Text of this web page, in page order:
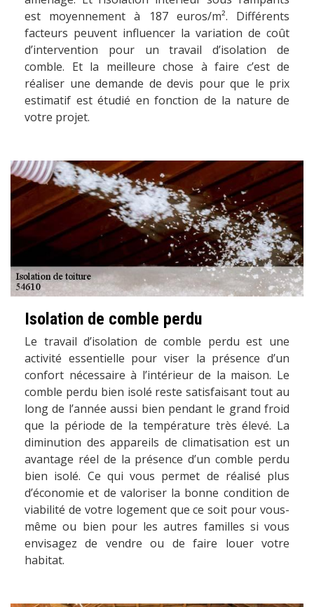
est moyennement à 187 euros/m². Différents
facteurs peuvent influencer la variation de coût
d’intervention pour un travail d’isolation de
comble. Et la meilleure chose à faire c’est de
réaliser une demande de devis pour que le prix
estimatif est étudié en fonction de la nature de
votre projet.
Isolation de comble perdu
Le travail d’isolation de comble perdu est une
activité essentielle pour viser la présence d’un
confort nécessaire à l’intérieur de la maison. Le
comble perdu bien isolé reste satisfaisant tout au
long de l’année aussi bien pendant le grand froid
que la période de la température très élevé. La
diminution des appareils de climatisation est un
avantage réel de la présence d’un comble perdu
bien isolé. Ce qui vous permet de réalisé plus
d’économie et de valoriser la bonne condition de
viabilité de votre logement que ce soit pour vous-
même ou bien pour les autres familles si vous
envisagez de vendre ou de faire louer votre
habitat.